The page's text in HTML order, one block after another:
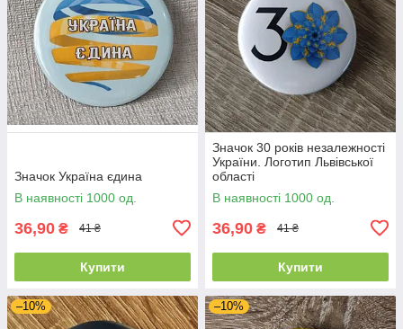
Значок Україна єдина
В наявності 1000 од.
36,90 ₴ 41 ₴
Купити
Значок 30 років незалежності
України. Логотип Львівської
області
В наявності 1000 од.
36,90 ₴ 41 ₴
Купити
–10% –10%